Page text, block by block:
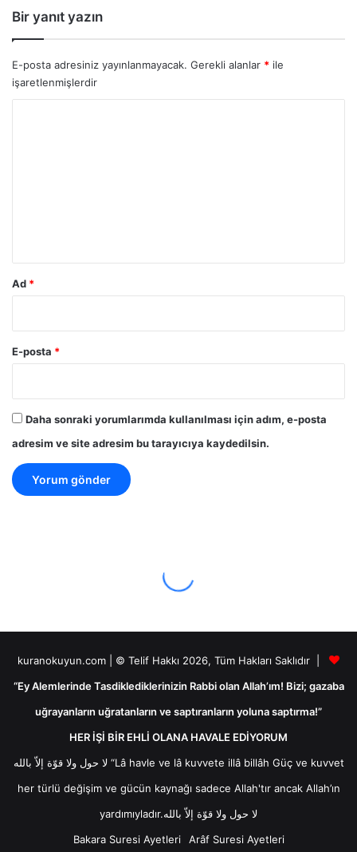
Bir yanıt yazın
E-posta adresiniz yayınlanmayacak. Gerekli alanlar * ile
işaretlenmişlerdir
Ad *
E-posta *
Daha sonraki yorumlarımda kullanılması için adım, e-posta
adresim ve site adresim bu tarayıcıya kaydedilsin.
kuranokuyun.com | © Telif Hakkı 2026, Tüm Hakları Saklıdır |
“Ey Alemlerinde Tasdiklediklerinizin Rabbi olan Allah’ım! Bizi; gazaba
uğrayanların uğratanların ve saptıranların yoluna saptırma!”
HER İŞİ BİR EHLİ OLANA HAVALE EDİYORUM
لا حول ولا قوّة إلاّ بالله “Lâ havle ve lâ kuvvete illâ billâh Güç ve kuvvet
her türlü değişim ve gücün kaynağı sadece Allah'tır ancak Allah’ın
yardımıyladır.لا حول ولا قوّة إلاّ بالله
Bakara Suresi Ayetleri
Arâf Suresi Ayetleri